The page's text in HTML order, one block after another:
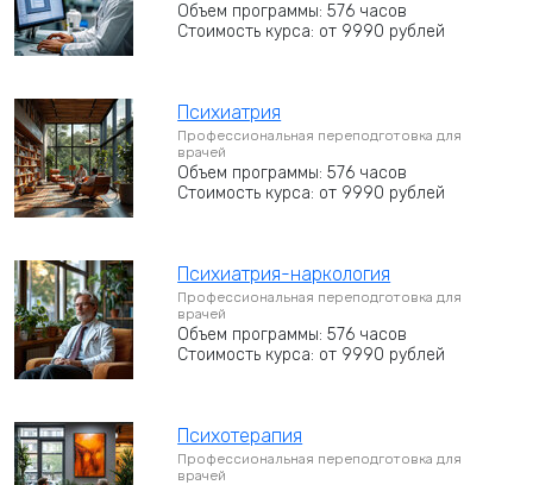
Объем программы: 576 часов
Стоимость курса: от 9990 рублей
Психиатрия
Профессиональная переподготовка для
врачей
Объем программы: 576 часов
Стоимость курса: от 9990 рублей
Психиатрия-наркология
Профессиональная переподготовка для
врачей
Объем программы: 576 часов
Стоимость курса: от 9990 рублей
Психотерапия
Профессиональная переподготовка для
врачей